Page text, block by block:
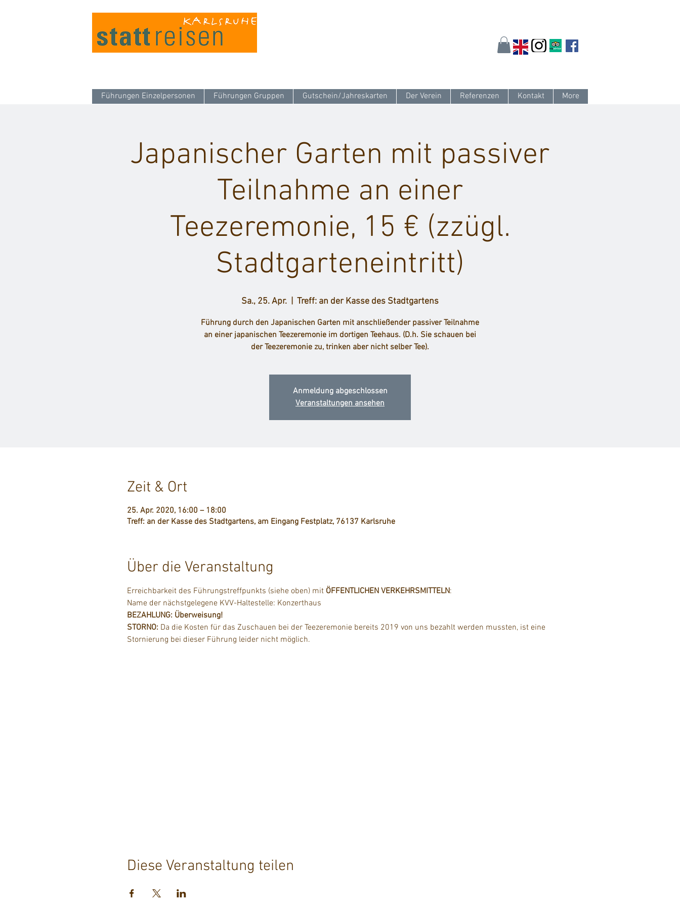
Führungen Einzelpersonen Führungen Gruppen Gutschein/Jahreskarten Der Verein Referenzen Kontakt More
Japanischer Garten mit passiver
Teilnahme an einer
Teezeremonie, 15 € (zzügl.
Stadtgarteneintritt)
Sa., 25. Apr. Treff: an der Kasse des Stadtgartens
Führung durch den Japanischen Garten mit anschließender passiver Teilnahme
an einer japanischen Teezeremonie im dortigen Teehaus. (D.h. Sie schauen bei
der Teezeremonie zu, trinken aber nicht selber Tee).
Anmeldung abgeschlossen
Veranstaltungen ansehen
Zeit & Ort
25. Apr. 2020, 16:00 – 18:00
Treff: an der Kasse des Stadtgartens, am Eingang Festplatz, 76137 Karlsruhe
Über die Veranstaltung
Erreichbarkeit des Führungstreffpunkts (siehe oben) mit ÖFFENTLICHEN VERKEHRSMITTELN:
Name der nächstgelegene KVV-Haltestelle: Konzerthaus
BEZAHLUNG: Überweisung!
STORNO: Da die Kosten für das Zuschauen bei der Teezeremonie bereits 2019 von uns bezahlt werden mussten, ist eine
Stornierung bei dieser Führung leider nicht möglich.
Diese Veranstaltung teilen